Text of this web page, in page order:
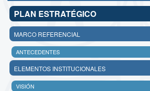
PLAN ESTRATÉGICO
MARCO REFERENCIAL
ANTECEDENTES
ELEMENTOS INSTITUCIONALES
VISIÓN